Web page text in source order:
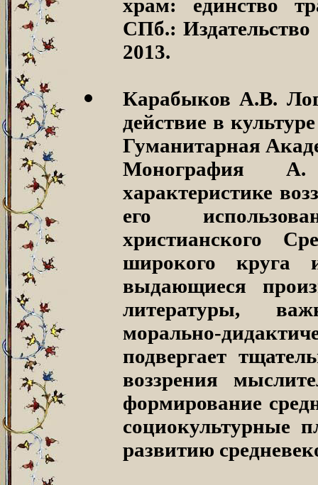
храм: единство
СПб.:
2013.
Карабыков А.В.
действие в
Гуманитарная
Монография
характеристике
его
христианского
широкого круга
выдающиеся
литературы,
морально-
подвергает
воззрения
формирование
социокультурные
развитию